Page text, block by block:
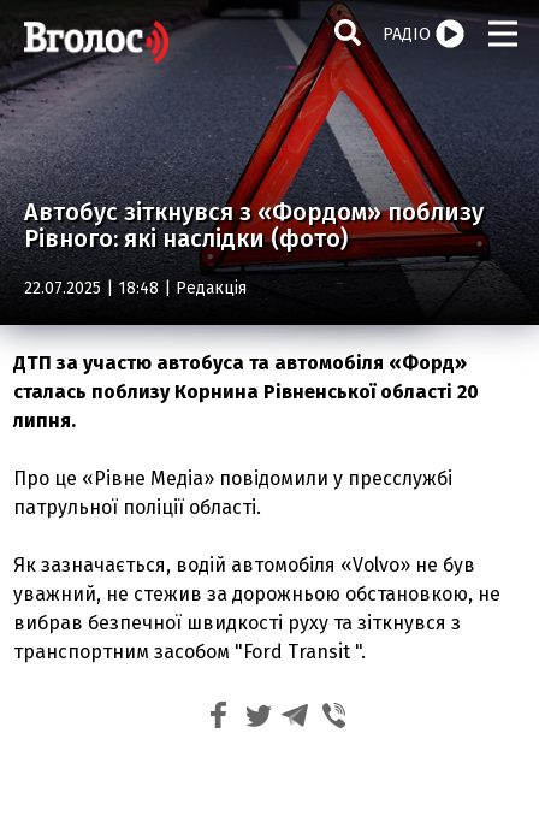
РАДІО
Автобус зіткнувся з «Фордом» поблизу
Рівного: які наслідки (фото)
22.07.2025 | 18:48 | Редакція
ДТП за участю автобуса та автомобіля «Форд»
сталась поблизу Корнина Рівненської області 20
липня.
Про це «Рівне Медіа» повідомили у пресслужбі
патрульної поліції області.
Як зазначається, водій автомобіля «Volvo» не був
уважний, не стежив за дорожньою обстановкою, не
вибрав безпечної швидкості руху та зіткнувся з
транспортним засобом "Ford Transit ".